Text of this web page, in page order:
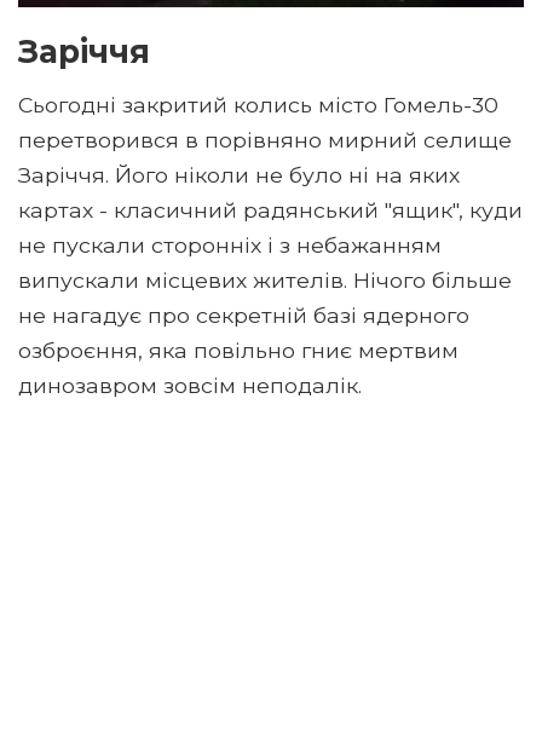
Заріччя
Сьогодні закритий колись місто Гомель-30
перетворився в порівняно мирний селище
Заріччя. Його ніколи не було ні на яких
картах - класичний радянський "ящик", куди
не пускали сторонніх і з небажанням
випускали місцевих жителів. Нічого більше
не нагадує про секретній базі ядерного
озброєння, яка повільно гниє мертвим
динозавром зовсім неподалік.